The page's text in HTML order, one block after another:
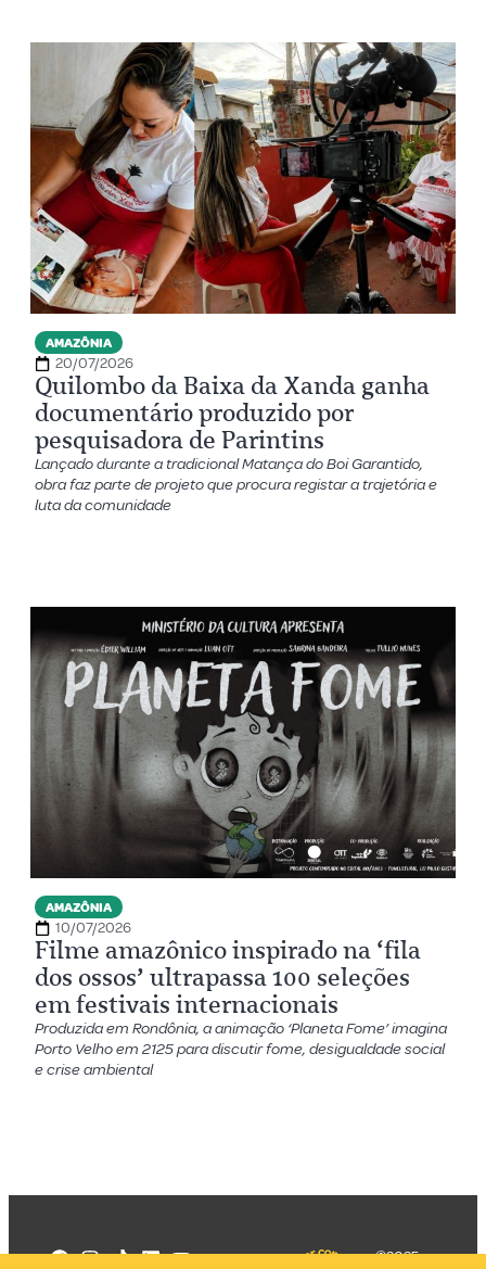
AMAZÔNIA
20/07/2026
Quilombo da Baixa da Xanda ganha
documentário produzido por
pesquisadora de Parintins
Lançado durante a tradicional Matança do Boi Garantido,
obra faz parte de projeto que procura registar a trajetória e
luta da comunidade
AMAZÔNIA
10/07/2026
Filme amazônico inspirado na ‘fila
dos ossos’ ultrapassa 100 seleções
em festivais internacionais
Produzida em Rondônia, a animação ‘Planeta Fome’ imagina
Porto Velho em 2125 para discutir fome, desigualdade social
e crise ambiental
©2025